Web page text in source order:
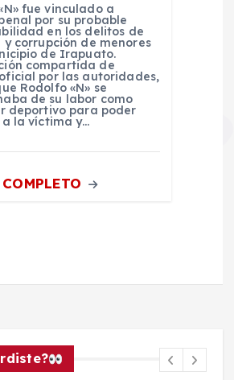
fue vinculado a
por su probable
en los delitos de
y corrupción de menores
de Irapuato.
compartida de
por las autoridades,
Rodolfo «N» se
de su labor como
deportivo para poder
a la víctima y…
COMPLETO